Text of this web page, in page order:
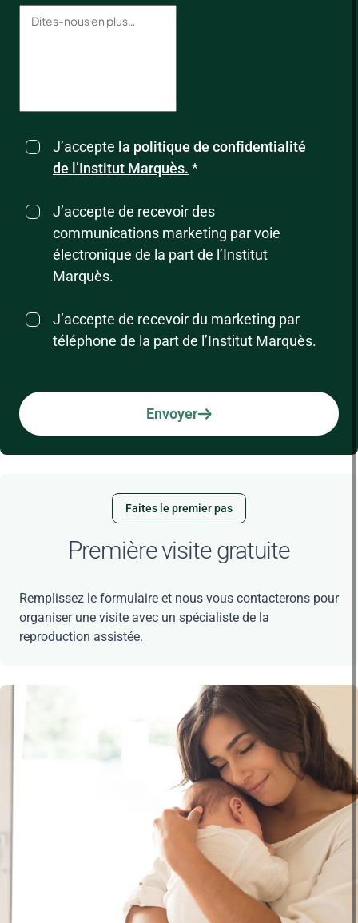
J’accepte la politique de confidentialité
de l’Institut Marquès. *
J’accepte de recevoir des
communications marketing par voie
électronique de la part de l’Institut
Marquès.
J’accepte de recevoir du marketing par
téléphone de la part de l’Institut Marquès.
Envoyer
Faites le premier pas
Première visite gratuite
Remplissez le formulaire et nous vous contacterons pour
organiser une visite avec un spécialiste de la
reproduction assistée.